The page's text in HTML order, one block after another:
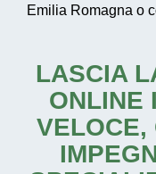
Emilia Romagna o
LASCIA
ONLINE
VELOCE,